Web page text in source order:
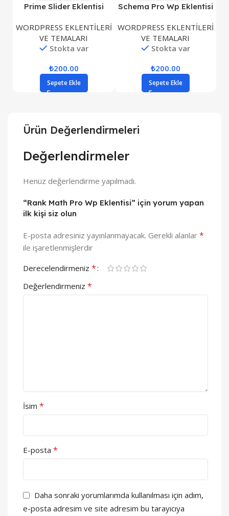
Prime Slider Eklentisi
WORDPRESS EKLENTİLERİ
VE TEMALARI
Stokta var
₺200.00
Sepete Ekle
Schema Pro Wp Eklentisi
WORDPRESS EKLENTİLERİ
VE TEMALARI
Stokta var
₺200.00
Sepete Ekle
Ürün Değerlendirmeleri
Değerlendirmeler
Henüz değerlendirme yapılmadı.
“Rank Math Pro Wp Eklentisi” için yorum yapan
ilk kişi siz olun
E-posta adresiniz yayınlanmayacak. Gerekli alanlar *
ile işaretlenmişlerdir
Derecelendirmeniz *
Değerlendirmeniz *
İsim *
E-posta *
Daha sonraki yorumlarımda kullanılması için adım,
e-posta adresim ve site adresim bu tarayıcıya